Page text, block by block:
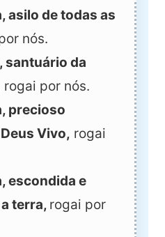
asilo de todas as
nós.
santuário da
rogai por nós.
precioso
Deus Vivo, rogai
escondida e
terra, rogai por